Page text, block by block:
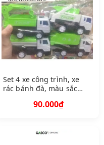
Set 4 xe công trình, xe
rác bánh đà, màu sắc
90.000₫